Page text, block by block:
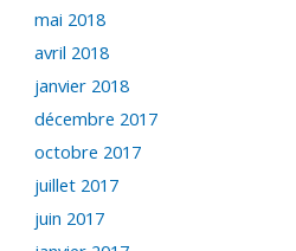
mai 2018
avril 2018
janvier 2018
décembre 2017
octobre 2017
juillet 2017
juin 2017